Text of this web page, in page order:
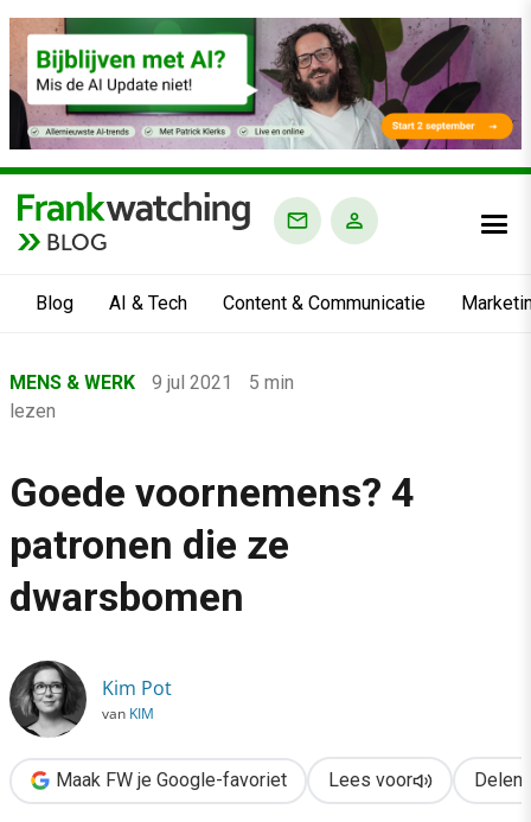
BLOG
Blog AI & Tech Content & Communicatie
›
Mens & Werk
›
Goede voornemens? 4 patronen die ze dwarsbomen
MENS & WERK 9 jul 2021
5 min
lezen
Goede voornemens? 4
patronen die ze
dwarsbomen
Kim Pot
van KIM
Maak FW je Google-favoriet Lees voor Delen